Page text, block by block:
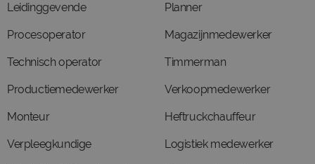
Leidinggevende
Procesoperator
Technisch operator
Productiemedewerker
Monteur
Verpleegkundige
Planner
Magazijnmedewerker
Timmerman
Verkoopmedewerker
Heftruckchauffeur
Logistiek medewerker